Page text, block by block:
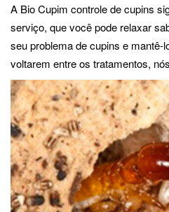
A Bio Cupim controle de cupins
serviço, que você pode relaxar
seu problema de cupins e mantê-
voltarem entre os tratamentos,